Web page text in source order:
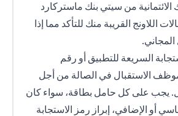
من سيتي بنك ماستركارد
اللاونج القريبة منك للتأكد مما إذا
السريعة للتطبيق أو رقم
الاستقبال في الصالة من أجل
يجب على كل حامل بطاقة، سواء كان
أو الإضافي، إبراز رمز الاستجابة